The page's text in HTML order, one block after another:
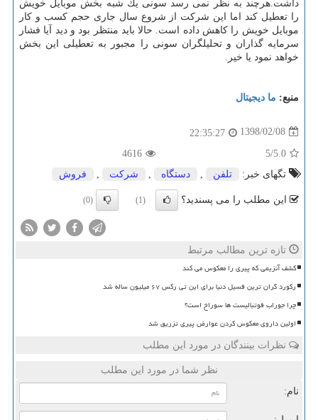
داشت.هرچند به نظر نمی رسد سونی یك شبه بخش موبایل خویش
را تعطیل كند اما این شركت از شروع سال جاری حجم كسب و كار
موبایل خویش را كاهش داده است. حالا باید منتظر بود و دید آیا فشار
سرمایه گذاران و تحلیلگران سونی را مجبور به تعطیلی این بخش
خواهد نمود یا خیر.
منبع: ما دیجیتال
1398/02/08
22:35:27
5.0
/5
4616
تگهای خبر:
تلفن دستگاه شركت فروش
این مطلب را می پسندید؟ (1)
(0)
تازه ترین مطالب مرتبط
کشف آنزیمی که پیری را معکوس می کند
رکورد گران ترین فسیل دنیا برای این تی رکس ۶۷ میلیون ساله شد
چرا جوراب فوتبالیست ها سوراخ است؟
اولین داروی معکوس کردن عوارض پیری تزریق شد
نظرات بینندگان در مورد این مطلب
نظر شما در مورد این مطلب
نام: